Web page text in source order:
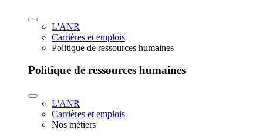
L'ANR
Carrières et emplois
Politique de ressources humaines
Politique de ressources humaines
L'ANR
Carrières et emplois
Nos métiers